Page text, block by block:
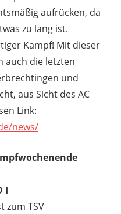
aufrücken, da
zu lang ist.
Kampf! Mit dieser
auch die letzten
und
aus Sicht des AC
Link:
news/
I
zum TSV